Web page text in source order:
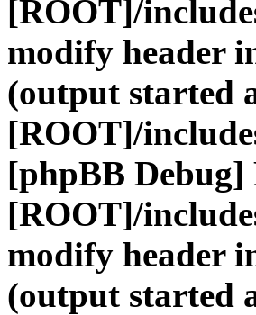
[ROOT]/
modify header
(output started
[ROOT]/
[phpBB
[ROOT]/
modify header
(output started